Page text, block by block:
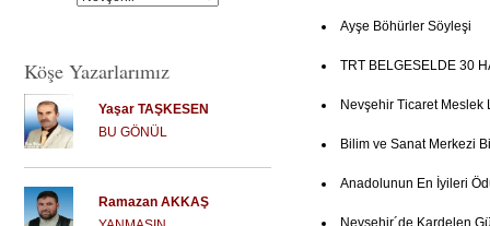
Köşe Yazarlarımız
Yaşar TAŞKESEN
BU GÖNÜL
Ramazan AKKAŞ
Ayşe Böhürler Söyleşi
TRT BELGESELDE 30
Nevşehir Ticaret Meslek
Bilim ve Sanat Merkezi
Anadolunun En İyileri
Nevşehir´de Kardelen